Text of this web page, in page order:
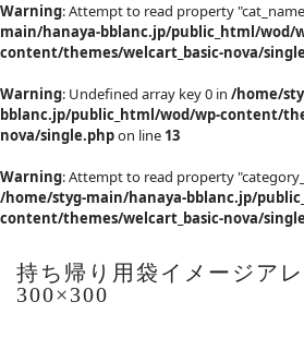
Warning: Attempt to read property
main/hanaya-bblanc.jp/public_html/wod/
content/themes/welcart_basic-nova/
Warning: Undefined array key 0 in /home/
bblanc.jp/public_html/wod/wp-content/
nova/single.phpon line 13
Warning: Attempt to read property
/home/styg-main/hanaya-bblanc.jp/
content/themes/welcart_basic-nova/
持ち帰り用袋イメージア
300×300